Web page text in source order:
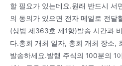
할 필요가 있는데요.원래 반드시 서
의 동의가 있으면 전자 메일로 전달
(상법 제363호 제1항)발송 시간과
다.총회 개최 일자, 총회 개최 장소,
발송하세요.발행 주식의 100분의 1